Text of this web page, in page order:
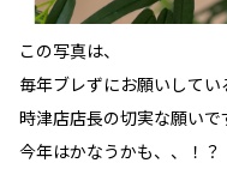
この写真は、
毎年ブレずにお願いしてい
時津店店長の切実な願いで
今年はかなうかも、、！？